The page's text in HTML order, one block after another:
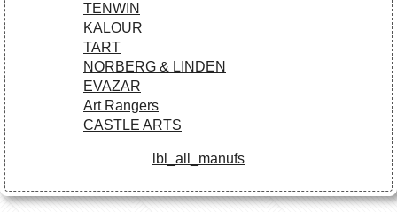
TENWIN
KALOUR
TART
NORBERG & LINDEN
EVAZAR
Art Rangers
CASTLE ARTS
lbl_all_manufs